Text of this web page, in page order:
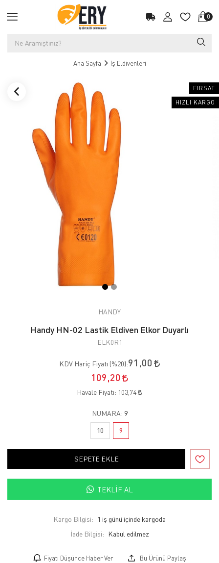
0
Ana Sayfa İş Eldivenleri
FIRSAT
HIZLI KARGO
HANDY
Handy HN-02 Lastik Eldiven Elkor Duyarlı
ELK0R1
KDV Hariç Fiyatı (%20):91,00
109,20
Havale Fiyatı: 103,74
NUMARA: 9
10 9
SEPETE EKLE
TEKLIF AL
Kargo Bilgisi:
1 iş günü içinde kargoda
İade Bilgisi:
Fiyatı Düşünce Haber Ver Bu Ürünü Paylaş